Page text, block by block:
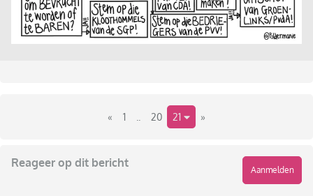
« 1 20 21 »
Reageer op dit bericht
Aanmelden